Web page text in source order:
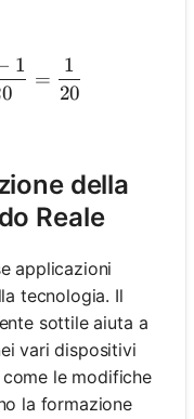
=
1
=
20
1
della
Reale
applicazioni
tecnologia. Il
sottile aiuta a
vari dispositivi
le modifiche
la formazione